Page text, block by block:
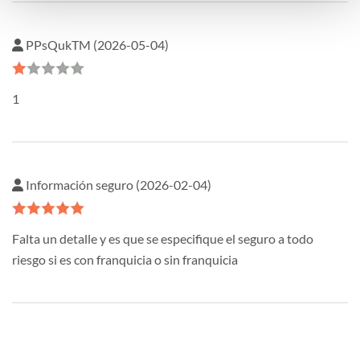
PPsQukTM (2026-05-04)
1
Información seguro (2026-02-04)
Falta un detalle y es que se especifique el seguro a todo
riesgo si es con franquicia o sin franquicia